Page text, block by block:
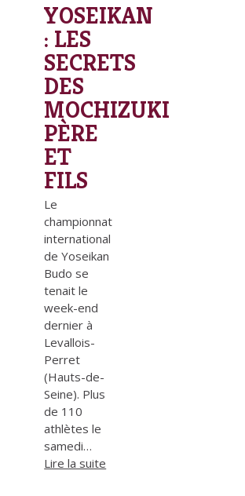
YOSEIKAN
: LES
SECRETS
DES
MOCHIZUKI
PÈRE
ET
FILS
Le
championnat
international
de Yoseikan
Budo se
tenait le
week-end
dernier à
Levallois-
Perret
(Hauts-de-
Seine). Plus
de 110
athlètes le
samedi…
Lire la suite